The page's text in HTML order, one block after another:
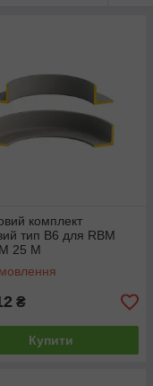
комплект
тип B6 для RBM
25 M
₴
Купити